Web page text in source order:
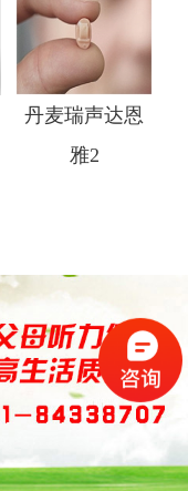
丹麦瑞声达恩
雅2